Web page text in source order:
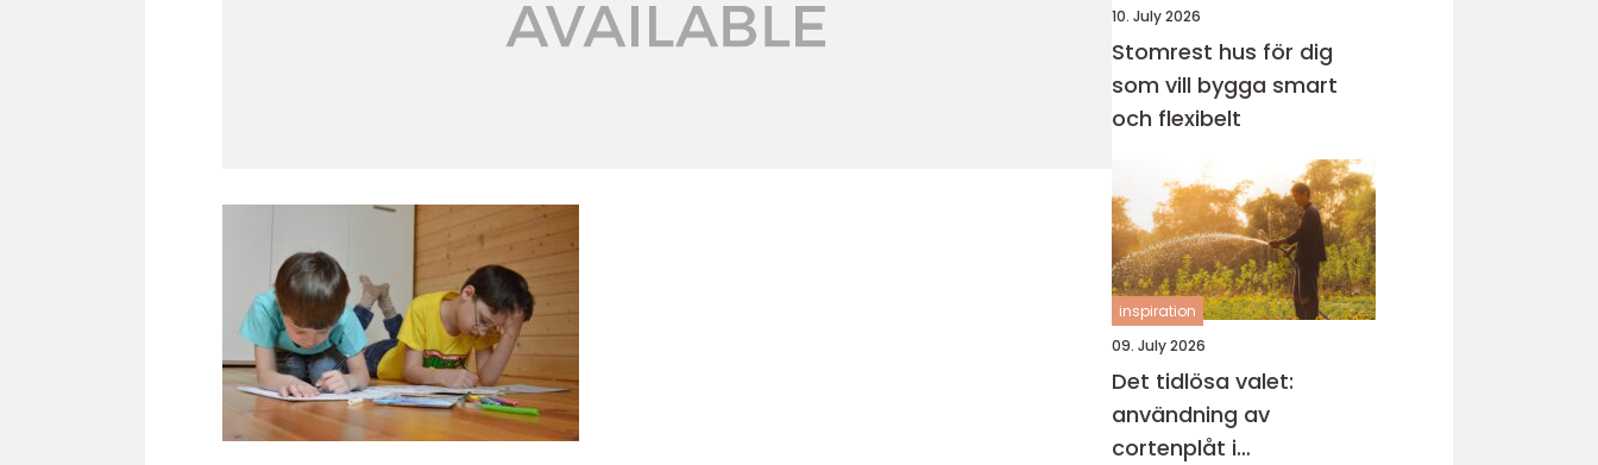
10. July 2026
Stomrest hus för dig
som vill bygga smart
och flexibelt
inspiration
09. July 2026
Det tidlösa valet:
användning av
cortenplåt i